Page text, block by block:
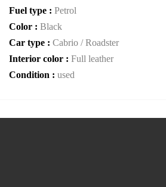
Fuel type : Petrol
Color : Black
Car type : Cabrio / Roadster
Interior color : Full leather
Condition : used